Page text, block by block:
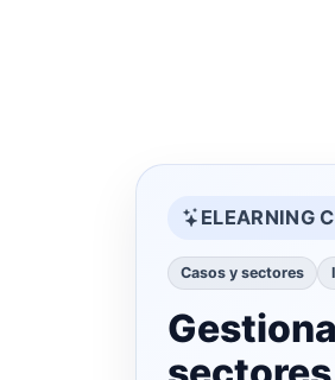
ELEARNING
Casos y sectores